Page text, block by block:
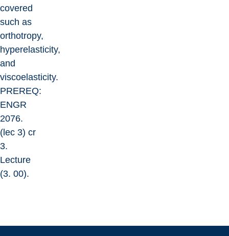
covered
such as
orthotropy,
hyperelasticity,
and
viscoelasticity.
PREREQ:
ENGR
2076.
(lec 3) cr
3.
Lecture
(3. 00).